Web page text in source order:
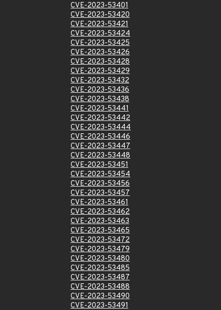
CVE-2023-53401
CVE-2023-53420
CVE-2023-53421
CVE-2023-53424
CVE-2023-53425
CVE-2023-53426
CVE-2023-53428
CVE-2023-53429
CVE-2023-53432
CVE-2023-53436
CVE-2023-53438
CVE-2023-53441
CVE-2023-53442
CVE-2023-53444
CVE-2023-53446
CVE-2023-53447
CVE-2023-53448
CVE-2023-53451
CVE-2023-53454
CVE-2023-53456
CVE-2023-53457
CVE-2023-53461
CVE-2023-53462
CVE-2023-53463
CVE-2023-53465
CVE-2023-53472
CVE-2023-53479
CVE-2023-53480
CVE-2023-53485
CVE-2023-53487
CVE-2023-53488
CVE-2023-53490
CVE-2023-53491